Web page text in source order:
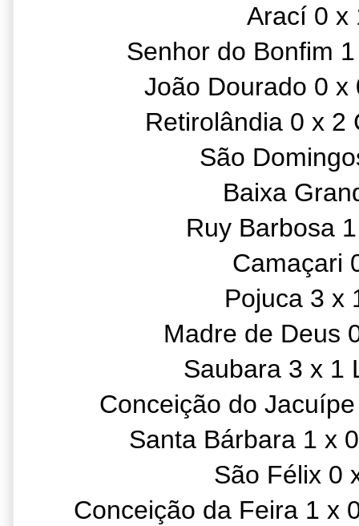
Arací 0 x
Senhor do Bonfim
João Dourado 0 x
Retirolândia 0 x 2
São
Baixa
Ruy Barbosa
Camaçari
Pojuca 3 x
Madre de Deus
Saubara 3 x 1
Conceição do
Santa Bárbara 1 x
São Félix 0
Conceição da Feira 1 x